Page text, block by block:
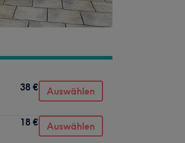
38 € Auswählen
18 € Auswählen